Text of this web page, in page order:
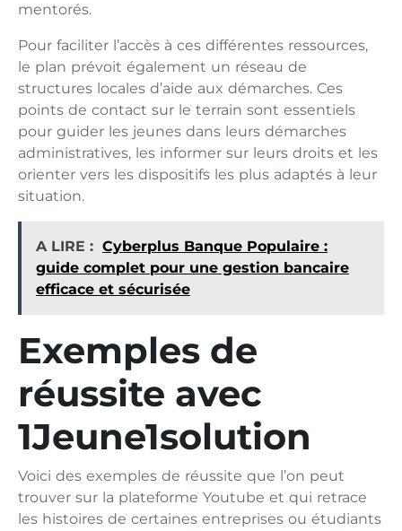
mentorés.
Pour faciliter l’accès à ces différentes ressources,
le plan prévoit également un réseau de
structures locales d’aide aux démarches. Ces
points de contact sur le terrain sont essentiels
pour guider les jeunes dans leurs démarches
administratives, les informer sur leurs droits et les
orienter vers les dispositifs les plus adaptés à leur
situation.
A LIRE : Cyberplus Banque Populaire :
guide complet pour une gestion bancaire
efficace et sécurisée
Exemples de
réussite avec
1Jeune1solution
Voici des exemples de réussite que l’on peut
trouver sur la plateforme Youtube et qui retrace
les histoires de certaines entreprises ou étudiants